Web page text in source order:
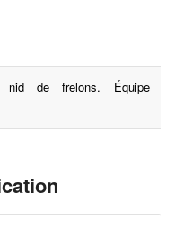
nid de frelons. Équipe